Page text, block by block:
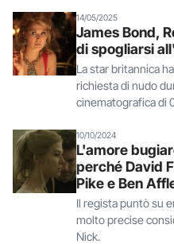
14/05/2025
James Bond,
di spogliarsi
La star britannica
richiesta di nudo
cinematografica di
10/10/2024
L'amore
perché David
Pike e Ben
Il regista puntò su
molto precise
Nick.